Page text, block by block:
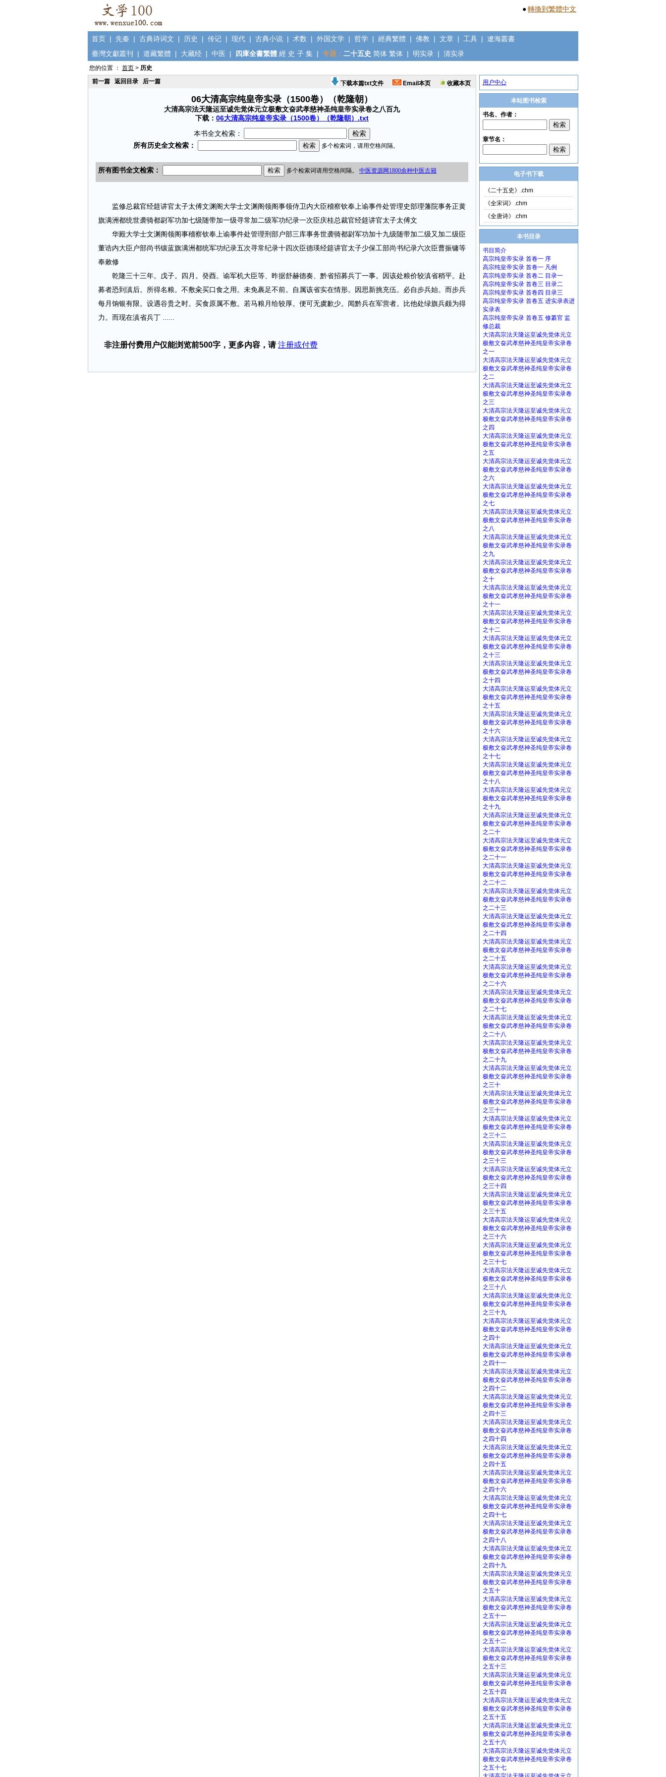
●轉換到繁體中文
首页 | 先秦 | 古典诗词文 | 历史 | 传记 | 现代 | 古典小说 | 术数 | 外国文学 | 哲学 | 經典繁體 | 佛教 | 文章 | 工具 | 遼海叢書
臺灣文獻叢刊
| 道藏繁體 | 大藏经 | 中医 | 四庫全書繁體 經 史 子 集 | 专题： 二十五史 简体 繁体 | 明实录 | 清实录
您的位置 ： 首页 > 历史
前一篇
返回目录 后一篇 下载本篇txt文件 Email本页 收藏本页
06大清高宗纯皇帝实录（1500卷）（乾隆朝）
大清高宗法天隆运至诚先觉体元立极敷文奋武孝慈神圣纯皇帝实录卷之八百九
下载： 06大清高宗纯皇帝实录（1500卷）（乾隆朝）.txt
本书全文检索：
监修总裁官经筵讲官太子太傅文渊阁大学士文渊阁领阁事领侍卫内大臣稽察钦奉上谕事件处管理史部理藩院事务正黄
旗满洲都统世袭骑都尉军功加七级随带加一级寻常加二级军功纪录一次臣庆桂总裁官经筵讲官太子太傅文
华殿大学士文渊阁领阁事稽察钦奉上谕事件处管理刑部户部三库事务世袭骑都尉军功加十九级随带加二级又加二级臣
董诰内大臣户部尚书镶蓝旗满洲都统军功纪录五次寻常纪录十四次臣德瑛经筵讲官太子少保工部尚书纪录六次臣曹振镛等
奉敕修
乾隆三十三年。戊子。四月。癸酉。谕军机大臣等、昨据舒赫德奏、黔省招募兵丁一事。因该处粮价较滇省稍平。赴
募者恐到滇后。所得名粮。不敷籴买口食之用。未免裹足不前。自属该省实在情形。因思新挑充伍。必自步兵始。而步兵
每月饷银有限。设遇谷贵之时。买食原属不敷。若马粮月给较厚。便可无虞歉少。闻黔兵在军营者。比他处绿旗兵颇为得
力。而现在滇省兵丁 ......
非注册付费用户仅能浏览前500字，更多内容，请 注册或付费
用户中心
本站图书检索
电子书下载
《二十五史》.chm
《全宋词》.chm
《全唐诗》.chm
本书目录
书目简介
高宗纯皇帝实录 首卷一 序
高宗纯皇帝实录 首卷一 凡例
高宗纯皇帝实录 首卷二 目录一
高宗纯皇帝实录 首卷三 目录二
高宗纯皇帝实录 首卷四 目录三
高宗纯皇帝实录 首卷五 进实录表进
实录表
高宗纯皇帝实录 首卷五 修纂官 监
修总裁
大清高宗法天隆运至诚先觉体元立
极敷文奋武孝慈神圣纯皇帝实录卷
之一
大清高宗法天隆运至诚先觉体元立
极敷文奋武孝慈神圣纯皇帝实录卷
之二
大清高宗法天隆运至诚先觉体元立
极敷文奋武孝慈神圣纯皇帝实录卷
之三
大清高宗法天隆运至诚先觉体元立
极敷文奋武孝慈神圣纯皇帝实录卷
之四
大清高宗法天隆运至诚先觉体元立
极敷文奋武孝慈神圣纯皇帝实录卷
之五
大清高宗法天隆运至诚先觉体元立
极敷文奋武孝慈神圣纯皇帝实录卷
之六
大清高宗法天隆运至诚先觉体元立
极敷文奋武孝慈神圣纯皇帝实录卷
之七
大清高宗法天隆运至诚先觉体元立
极敷文奋武孝慈神圣纯皇帝实录卷
之八
大清高宗法天隆运至诚先觉体元立
极敷文奋武孝慈神圣纯皇帝实录卷
之九
大清高宗法天隆运至诚先觉体元立
极敷文奋武孝慈神圣纯皇帝实录卷
之十
大清高宗法天隆运至诚先觉体元立
极敷文奋武孝慈神圣纯皇帝实录卷
之十一
大清高宗法天隆运至诚先觉体元立
极敷文奋武孝慈神圣纯皇帝实录卷
之十二
大清高宗法天隆运至诚先觉体元立
极敷文奋武孝慈神圣纯皇帝实录卷
之十三
大清高宗法天隆运至诚先觉体元立
极敷文奋武孝慈神圣纯皇帝实录卷
之十四
大清高宗法天隆运至诚先觉体元立
极敷文奋武孝慈神圣纯皇帝实录卷
之十五
大清高宗法天隆运至诚先觉体元立
极敷文奋武孝慈神圣纯皇帝实录卷
之十六
大清高宗法天隆运至诚先觉体元立
极敷文奋武孝慈神圣纯皇帝实录卷
之十七
大清高宗法天隆运至诚先觉体元立
极敷文奋武孝慈神圣纯皇帝实录卷
之十八
大清高宗法天隆运至诚先觉体元立
极敷文奋武孝慈神圣纯皇帝实录卷
之十九
大清高宗法天隆运至诚先觉体元立
极敷文奋武孝慈神圣纯皇帝实录卷
之二十
大清高宗法天隆运至诚先觉体元立
极敷文奋武孝慈神圣纯皇帝实录卷
之二十一
大清高宗法天隆运至诚先觉体元立
极敷文奋武孝慈神圣纯皇帝实录卷
之二十二
大清高宗法天隆运至诚先觉体元立
极敷文奋武孝慈神圣纯皇帝实录卷
之二十三
大清高宗法天隆运至诚先觉体元立
极敷文奋武孝慈神圣纯皇帝实录卷
之二十四
大清高宗法天隆运至诚先觉体元立
极敷文奋武孝慈神圣纯皇帝实录卷
之二十五
大清高宗法天隆运至诚先觉体元立
极敷文奋武孝慈神圣纯皇帝实录卷
之二十六
大清高宗法天隆运至诚先觉体元立
极敷文奋武孝慈神圣纯皇帝实录卷
之二十七
大清高宗法天隆运至诚先觉体元立
极敷文奋武孝慈神圣纯皇帝实录卷
之二十八
大清高宗法天隆运至诚先觉体元立
极敷文奋武孝慈神圣纯皇帝实录卷
之二十九
大清高宗法天隆运至诚先觉体元立
极敷文奋武孝慈神圣纯皇帝实录卷
之三十
大清高宗法天隆运至诚先觉体元立
极敷文奋武孝慈神圣纯皇帝实录卷
之三十一
大清高宗法天隆运至诚先觉体元立
极敷文奋武孝慈神圣纯皇帝实录卷
之三十二
大清高宗法天隆运至诚先觉体元立
极敷文奋武孝慈神圣纯皇帝实录卷
之三十三
大清高宗法天隆运至诚先觉体元立
极敷文奋武孝慈神圣纯皇帝实录卷
之三十四
大清高宗法天隆运至诚先觉体元立
极敷文奋武孝慈神圣纯皇帝实录卷
之三十五
大清高宗法天隆运至诚先觉体元立
极敷文奋武孝慈神圣纯皇帝实录卷
之三十六
大清高宗法天隆运至诚先觉体元立
极敷文奋武孝慈神圣纯皇帝实录卷
之三十七
大清高宗法天隆运至诚先觉体元立
极敷文奋武孝慈神圣纯皇帝实录卷
之三十八
大清高宗法天隆运至诚先觉体元立
极敷文奋武孝慈神圣纯皇帝实录卷
之三十九
大清高宗法天隆运至诚先觉体元立
极敷文奋武孝慈神圣纯皇帝实录卷
之四十
大清高宗法天隆运至诚先觉体元立
极敷文奋武孝慈神圣纯皇帝实录卷
之四十一
大清高宗法天隆运至诚先觉体元立
极敷文奋武孝慈神圣纯皇帝实录卷
之四十二
大清高宗法天隆运至诚先觉体元立
极敷文奋武孝慈神圣纯皇帝实录卷
之四十三
大清高宗法天隆运至诚先觉体元立
极敷文奋武孝慈神圣纯皇帝实录卷
之四十四
大清高宗法天隆运至诚先觉体元立
极敷文奋武孝慈神圣纯皇帝实录卷
之四十五
大清高宗法天隆运至诚先觉体元立
极敷文奋武孝慈神圣纯皇帝实录卷
之四十六
大清高宗法天隆运至诚先觉体元立
极敷文奋武孝慈神圣纯皇帝实录卷
之四十七
大清高宗法天隆运至诚先觉体元立
极敷文奋武孝慈神圣纯皇帝实录卷
之四十八
大清高宗法天隆运至诚先觉体元立
极敷文奋武孝慈神圣纯皇帝实录卷
之四十九
大清高宗法天隆运至诚先觉体元立
极敷文奋武孝慈神圣纯皇帝实录卷
之五十
大清高宗法天隆运至诚先觉体元立
极敷文奋武孝慈神圣纯皇帝实录卷
之五十一
大清高宗法天隆运至诚先觉体元立
极敷文奋武孝慈神圣纯皇帝实录卷
之五十二
大清高宗法天隆运至诚先觉体元立
极敷文奋武孝慈神圣纯皇帝实录卷
之五十三
大清高宗法天隆运至诚先觉体元立
极敷文奋武孝慈神圣纯皇帝实录卷
之五十四
大清高宗法天隆运至诚先觉体元立
极敷文奋武孝慈神圣纯皇帝实录卷
之五十五
大清高宗法天隆运至诚先觉体元立
极敷文奋武孝慈神圣纯皇帝实录卷
之五十六
大清高宗法天隆运至诚先觉体元立
极敷文奋武孝慈神圣纯皇帝实录卷
之五十七